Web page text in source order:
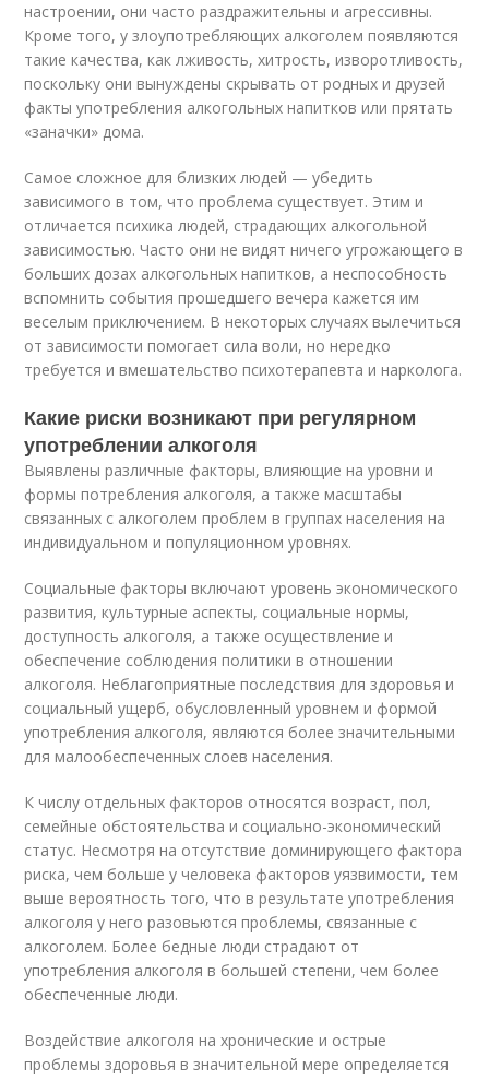
настроении, они часто раздражительны и агрессивны.
Кроме того, у злоупотребляющих алкоголем появляются
такие качества, как лживость, хитрость, изворотливость,
поскольку они вынуждены скрывать от родных и друзей
факты употребления алкогольных напитков или прятать
«заначки» дома.
Самое сложное для близких людей — убедить
зависимого в том, что проблема существует. Этим и
отличается психика людей, страдающих алкогольной
зависимостью. Часто они не видят ничего угрожающего в
больших дозах алкогольных напитков, а неспособность
вспомнить события прошедшего вечера кажется им
веселым приключением. В некоторых случаях вылечиться
от зависимости помогает сила воли, но нередко
требуется и вмешательство психотерапевта и нарколога.
Какие риски возникают при регулярном
употреблении алкоголя
Выявлены различные факторы, влияющие на уровни и
формы потребления алкоголя, а также масштабы
связанных с алкоголем проблем в группах населения на
индивидуальном и популяционном уровнях.
Социальные факторы включают уровень экономического
развития, культурные аспекты, социальные нормы,
доступность алкоголя, а также осуществление и
обеспечение соблюдения политики в отношении
алкоголя. Неблагоприятные последствия для здоровья и
социальный ущерб, обусловленный уровнем и формой
употребления алкоголя, являются более значительными
для малообеспеченных слоев населения.
К числу отдельных факторов относятся возраст, пол,
семейные обстоятельства и социально-экономический
статус. Несмотря на отсутствие доминирующего фактора
риска, чем больше у человека факторов уязвимости, тем
выше вероятность того, что в результате употребления
алкоголя у него разовьются проблемы, связанные с
алкоголем. Более бедные люди страдают от
употребления алкоголя в большей степени, чем более
обеспеченные люди.
Воздействие алкоголя на хронические и острые
проблемы здоровья в значительной мере определяется